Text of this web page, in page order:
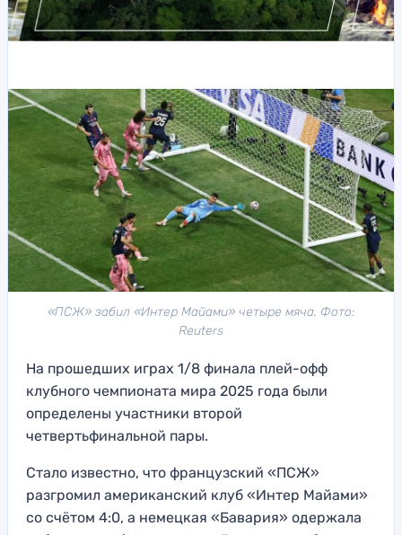
«ПСЖ» забил «Интер Майами» четыре мяча. Фото:
Reuters
На прошедших играх 1/8 финала плей-офф
клубного чемпионата мира 2025 года были
определены участники второй
четвертьфинальной пары.
Стало известно, что французский «ПСЖ»
разгромил американский клуб «Интер Майами»
со счётом 4:0, а немецкая «Бавария» одержала